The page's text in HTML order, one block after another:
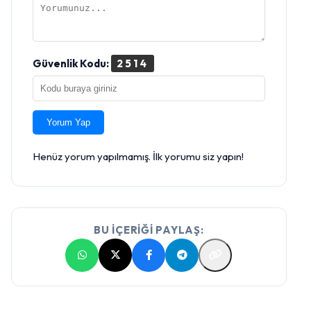
Güvenlik Kodu: 2514
Yorum Yap
Henüz yorum yapılmamış. İlk yorumu siz yapın!
BU İÇERİĞİ PAYLAŞ: